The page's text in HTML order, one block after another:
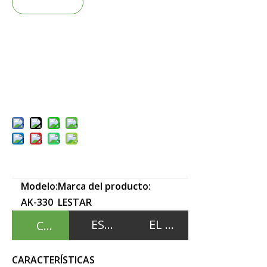
Modelo:
AK-330
Marca del producto:
LESTAR
CARACTERÍSTICASESPECIFICACIONES
EL PAQUETE
CARACTERÍSTICAS